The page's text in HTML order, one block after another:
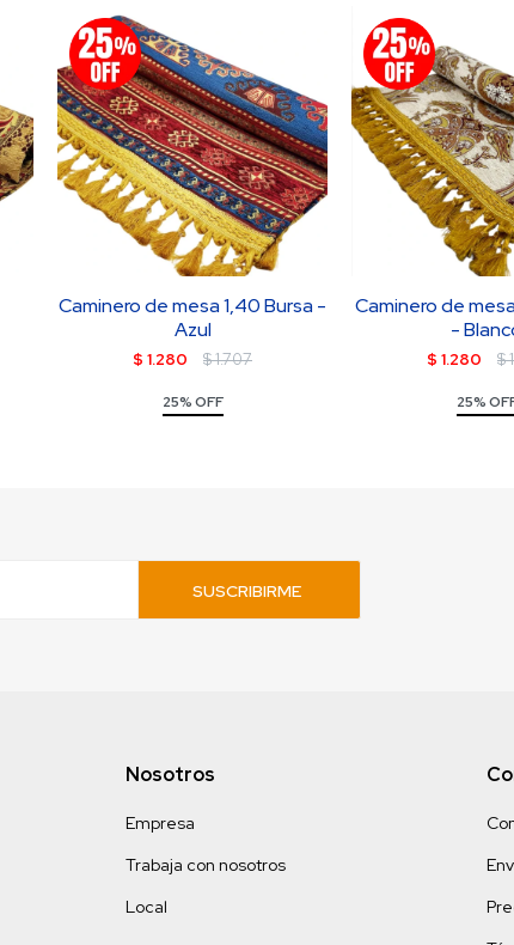
Caminero de mesa 1,40 Bursa -
Azul
$ 1.280 $1.707
25% OFF
Caminero de
-
$ 1.280 $
25%
SUSCRIBIRME
Nosotros
Empresa
Trabaja con nosotros
Local